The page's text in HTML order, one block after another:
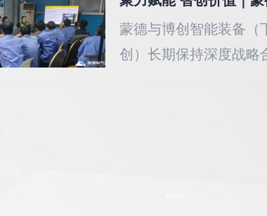
蒙德与博创智能装备（
创）长期保持深度战略